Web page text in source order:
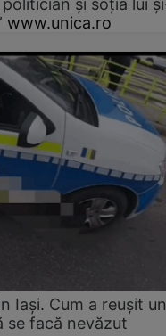
www.unica.ro
Iași. Cum a reușit un
se facă nevăzut